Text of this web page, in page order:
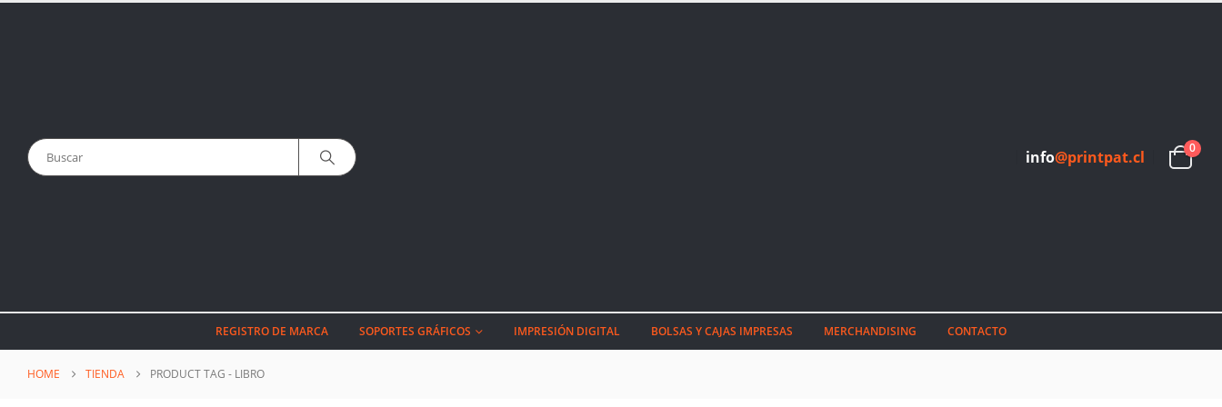
info@printpat.cl 0
REGISTRO DE MARCA SOPORTES GRÁFICOS IMPRESIÓN DIGITAL BOLSAS Y CAJAS IMPRESAS MERCHANDISING CONTACTO
HOME TIENDA PRODUCT TAG - LIBRO